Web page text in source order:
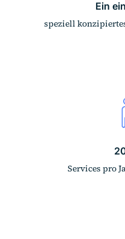
Ein
speziell
Services pro